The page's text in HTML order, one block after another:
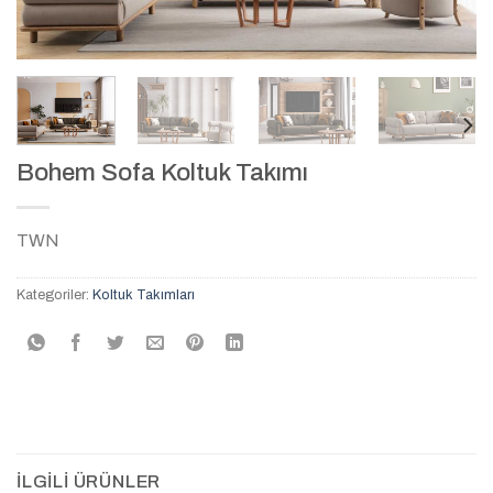
Bohem Sofa Koltuk Takımı
TWN
Kategoriler: Koltuk Takımları
İLGILI ÜRÜNLER